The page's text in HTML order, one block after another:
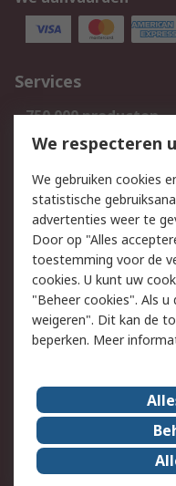
Services
750.000 producten
Bestellen
Track & Trace
Wettelijk
Cookiebeleid
Privacybeleid
Algemene
Over RS
RS Group
RS wereldwijd
ESG
We respecteren
We gebruiken cookies
statistische
advertenties weer te
Door op "Alles
toestemming voor de
cookies. U kunt uw
"Beheer cookies". Als
weigeren". Dit kan de
beperken. Meer